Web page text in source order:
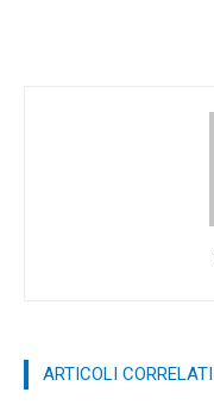
ARTICOLI CORRELATI